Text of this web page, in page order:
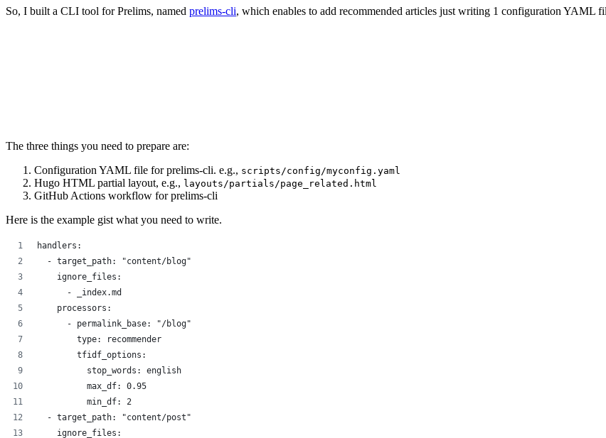
2017年に買ってよかったもの
ワンオペ育児がやってきたヤァ！ヤァ！ヤァ！
企業がユーザを守るための学術データ公開
体験したことのない概念を教えるということ
Amazonで買ったThinkpad トラックポイント キーボードを修理した
Docker imageを用意してWindows/macOSでスムーズに同人誌を作った話（Sphinx編）
Indigogo ではじめてバックして来た dot を使って3ヶ月がたった
また一つ年をとった
Gitlab CIを使ってSphinxのドキュメントを自動でPDFにビルドする
数式入りのmarkdownをSphinxを使ってhtml/pdfにする
macのJIS配列のキーボードをKarabiner使わずにUS配列にする
サイバー攻撃としてのフェイクニュース
非英語ネイティブにとってのOSSのメンテナンスコスト
2016年を振り返って
2016年買ってよかったもの 10選
今年読んで面白かった漫画 2016年編
#eigo と私〜あるいは子持ちの業務外活動の続け方
iPhone 6sのバッテリー交換には電話サポート+エクスプレス交換がオススメ
Rubyで深層学習を使った音声合成Amazon Pollyを使ってWebサイトの読み上げ音声合成してみた
icloudのカレンダーに来るイベントスパムを避けるための設定変更
Cloudera World Tokyo 2016で機械学習プロダクトの作り方を話しました #cwt2016
homebrewを移動してiRubyが壊れたときに見直すポイント
So, I built a CLI tool for Prelims, named prelims-cli, which enables to add recommended articles just writing 1 configuration YAML
The three things you need to prepare are:
Configuration YAML file for prelims-cli. e.g., scripts/config/myconfig.yaml
Hugo HTML partial layout, e.g., layouts/partials/page_related.html
GitHub Actions workflow for prelims-cli
Here is the example gist what you need to write.
handlers:
  - target_path: "content/blog"
    ignore_files:
      - _index.md
    processors:
      - permalink_base: "/blog"
        type: recommender
        tfidf_options:
          stop_words: english
          max_df: 0.95
          min_df: 2
  - target_path: "content/post"
    ignore_files: